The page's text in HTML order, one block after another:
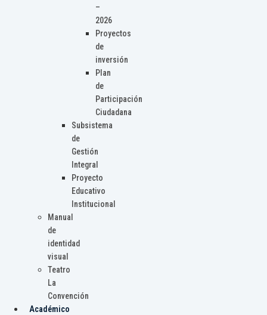
–
2026
Proyectos
de
inversión
Plan
de
Participación
Ciudadana
Subsistema
de
Gestión
Integral
Proyecto
Educativo
Institucional
Manual
de
identidad
visual
Teatro
La
Convención
Académico